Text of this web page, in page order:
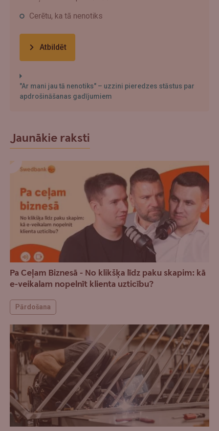
Cerētu, ka tā nenotiks
Atbildēt
"Ar mani jau tā nenotiks" – uzzini pieredzes stāstus par
apdrošināšanas gadījumiem
Jaunākie raksti
Pa Ceļam Biznesā - No klikšķa līdz paku skapim: kā
e-veikalam nopelnīt klienta uzticību?
Pārdošana